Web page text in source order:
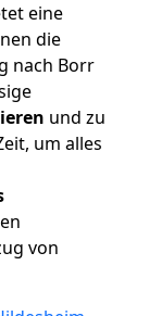
eine
die
nach Borr
und zu
um alles
von